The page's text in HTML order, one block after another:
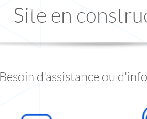
Site en
Besoin d'assistance ou